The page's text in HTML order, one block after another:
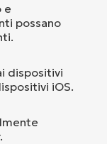
e
possano
dispositivi
iOS.